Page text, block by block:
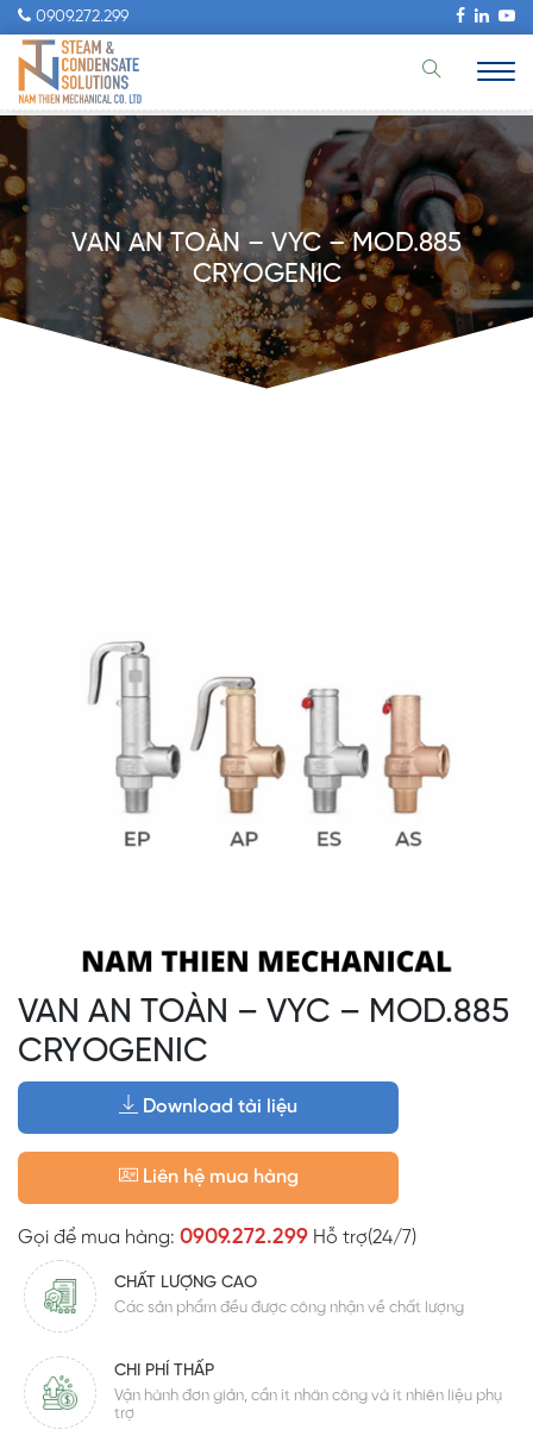
0909.272.299
VAN AN TOÀN – VYC – MOD.885
CRYOGENIC
VAN AN TOÀN – VYC – MOD.885
CRYOGENIC
Download tài liệu
Liên hệ mua hàng
Gọi để mua hàng: 0909.272.299 Hỗ trợ(24/7)
CHẤT LƯỢNG CAO
Các sản phẩm đều được công nhận về chất lượng
CHI PHÍ THẤP
Vận hành đơn giản, cần ít nhân công và ít nhiên liệu phụ
trợ